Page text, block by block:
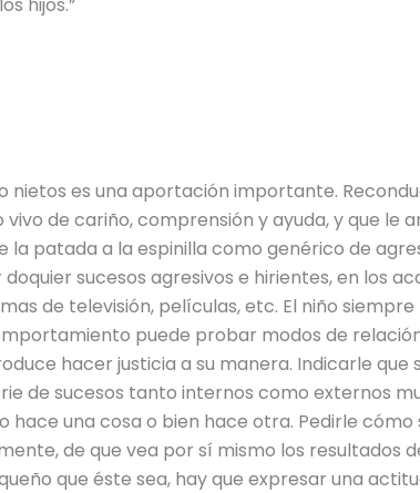
hijos.”
es una aportación importante.
de cariño, comprensión y ayuda, y que le
la patada a la espinilla como genérico de
sucesos agresivos e hirientes, en los
de televisión, películas, etc. El niño
puede probar modos de
hacer justicia a su manera. Indicarle
de sucesos tanto internos como externos
una cosa o bien hace otra. Pedirle cómo
de que vea por sí mismo los resultados
que éste sea, hay que expresar una